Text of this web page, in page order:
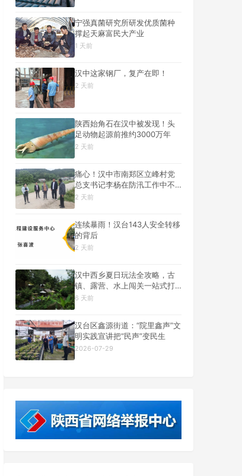
宁强真菌研究所研发优质菌种
撑起天麻富民大产业
1 天前
汉中这家钢厂，复产在即！
2 天前
陕西始角石在汉中被发现！头
足动物起源前推约3000万年
2 天前
痛心！汉中市南郑区立峰村党
总支书记李杨在防汛工作中不
幸遇难
2 天前
连续暴雨！汉台143人安全转移
的背后
2 天前
汉中西乡夏日玩法全攻略，古
镇、露营、水上闯关一站式打
卡
6 天前
汉台区鑫源街道：“院里鑫声”文
明实践宣讲把“民声”变民生
2026-07-29